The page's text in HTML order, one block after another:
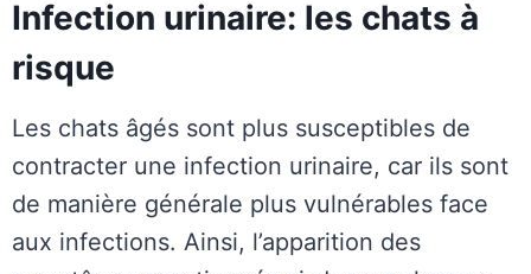
Infection urinaire: les chats à
risque
Les chats âgés sont plus susceptibles de
contracter une infection urinaire, car ils sont
de manière générale plus vulnérables face
aux infections. Ainsi, l’apparition des